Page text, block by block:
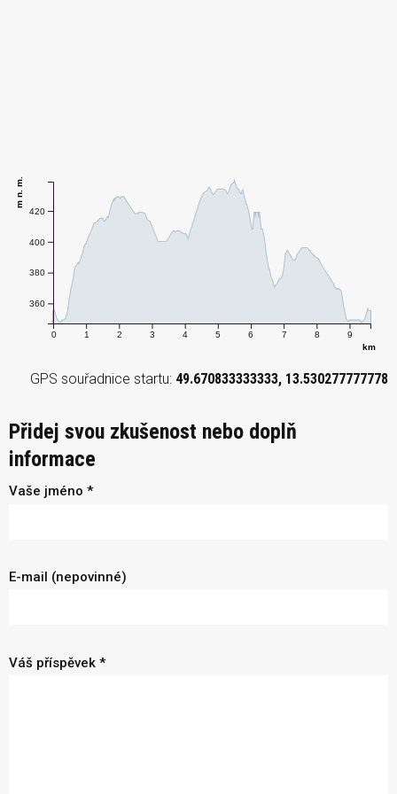
0 1 2 3 4 5 6 7 8 9
km
360
380
400
420
m n. m.
GPS souřadnice startu: 49.670833333333, 13.530277777778
Přidej svou zkušenost nebo doplň
informace
Vaše jméno *
E-mail (nepovinné)
Váš příspěvek *